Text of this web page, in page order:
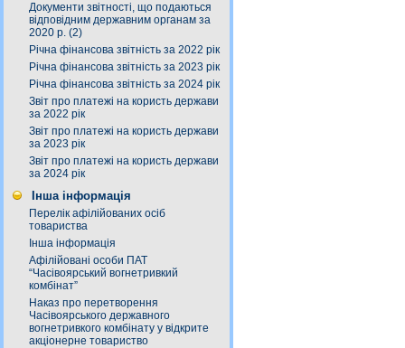
Документи звітності, що подаються
відповідним державним органам за
2020 р. (2)
Річна фінансова звітність за 2022 рік
Річна фінансова звітність за 2023 рік
Річна фінансова звітність за 2024 рік
Звіт про платежі на користь держави
за 2022 рік
Звіт про платежі на користь держави
за 2023 рік
Звіт про платежі на користь держави
за 2024 рік
Інша інформація
Перелік афілійованих осіб
товариства
Інша інформація
Афілійовані особи ПАТ
“Часівоярський вогнетривкий
комбінат”
Наказ про перетворення
Часівоярського державного
вогнетривкого комбінату у відкрите
акціонерне товариство